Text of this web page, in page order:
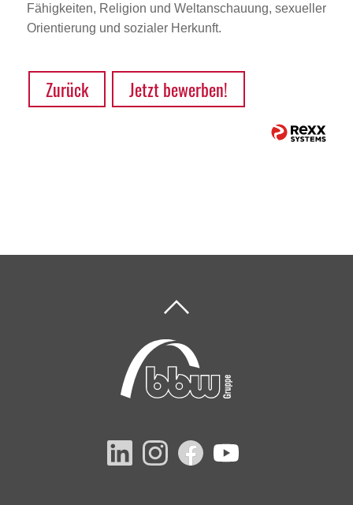
Fähigkeiten, Religion und Weltanschauung, sexueller
Orientierung und sozialer Herkunft.
Zurück Jetzt bewerben!